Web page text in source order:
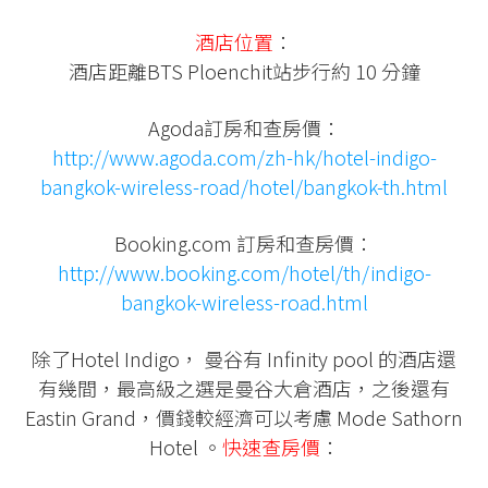
酒店位置 ：
酒店距離BTS Ploenchit站步行約 10 分鐘
Agoda訂房和查房價：
http://www.agoda.com/zh-hk/hotel-indigo-
bangkok-wireless-road/hotel/bangkok-th.html
Booking.com 訂房和查房價：
http://www.booking.com/hotel/th/indigo-
bangkok-wireless-road.html
除了Hotel Indigo， 曼谷有 Infinity pool 的酒店還
有幾間，最高級之選是曼谷大倉酒店，之後還有
Eastin Grand，價錢較經濟可以考慮 Mode Sathorn
Hotel 。 快速查房價 ：